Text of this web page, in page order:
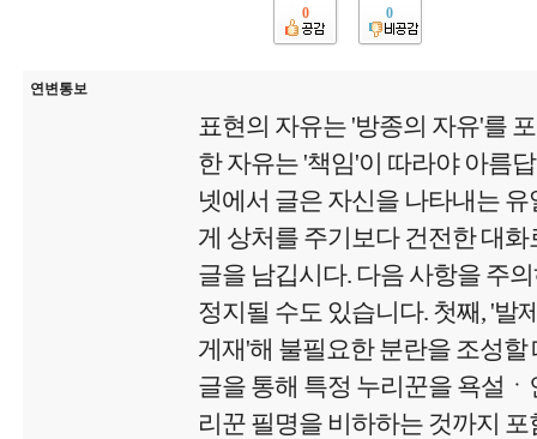
0 0
연변통보
표현의 자유는 '방종의 자유'를
한 자유는 '책임'이 따라야 아름
넷에서 글은 자신을 나타내는
게 상처를 주기보다 건전한 대화
글을 남깁시다. 다음 사항을 주
정지될 수도 있습니다. 첫째, '발
게재'해 불필요한 분란을 조성할
글을 통해 특정 누리꾼을 욕설
리꾼 필명을 비하하는 것까지